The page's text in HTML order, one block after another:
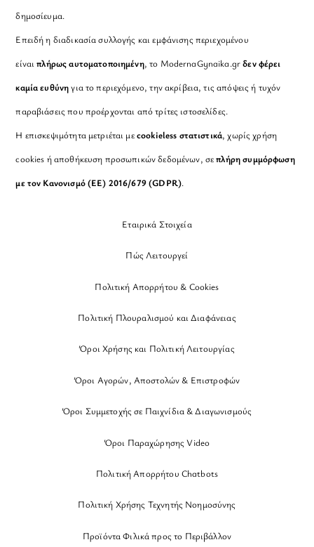
δημοσίευμα.
Επειδή η διαδικασία συλλογής και εμφάνισης περιεχομένου
είναιπλήρως αυτοματοποιημένη, το ModernaGynaika.grδεν φέρει
καμία ευθύνηγια το περιεχόμενο, την ακρίβεια, τις απόψεις ή τυχόν
παραβιάσεις που προέρχονται από τρίτες ιστοσελίδες.
Η επισκεψιμότητα μετριέται μεcookieless στατιστικά, χωρίς χρήση
cookies ή αποθήκευση προσωπικών δεδομένων, σεπλήρη συμμόρφωση
με τον Κανονισμό (ΕΕ) 2016/679 (GDPR).
Εταιρικά Στοιχεία
Πώς Λειτουργεί
Πολιτική Απορρήτου & Cookies
Πολιτική Πλουραλισμού και Διαφάνειας
Όροι Χρήσης και Πολιτική Λειτουργίας
Όροι Αγορών, Αποστολών & Επιστροφών
Όροι Συμμετοχής σε Παιχνίδια & Διαγωνισμούς
Όροι Παραχώρησης Video
Πολιτική Απορρήτου Chatbots
Πολιτική Χρήσης Τεχνητής Νοημοσύνης
Προϊόντα Φιλικά προς το Περιβάλλον